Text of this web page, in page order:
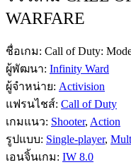
WARFARE
ชื่อเกม: Call of Duty:
ผู้พัฒนา: Infinity Ward
ผู้จำหน่าย: Activision
แฟรนไชส์: Call of Duty
เกมแนว: Shooter, Action
รูปแบบ: Single-player,
เอนจิ้นเกม: IW 8.0